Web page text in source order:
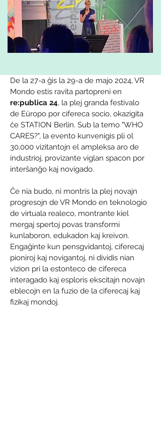
De la 27-a ĝis la 29-a de majo 2024, VR
Mondo estis ravita partopreni en
re:publica 24, la plej granda festivalo
de Eŭropo por cifereca socio, okazigita
ĉe STATION Berlin. Sub la temo "WHO
CARES?", la evento kunvenigis pli ol
30,000 vizitantojn el ampleksa aro de
industrioj, provizante viglan spacon por
interŝanĝo kaj novigado.
Ĉe nia budo, ni montris la plej novajn
progresojn de VR Mondo en teknologio
de virtuala realeco, montrante kiel
mergaj spertoj povas transformi
kunlaboron, edukadon kaj kreivon.
Engaĝinte kun pensgvidantoj, ciferecaj
pioniroj kaj novigantoj, ni dividis nian
vizion pri la estonteco de cifereca
interagado kaj esploris ekscitajn novajn
eblecojn en la fuzio de la ciferecaj kaj
fizikaj mondoj.